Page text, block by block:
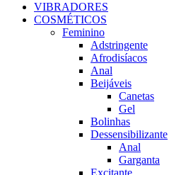
VIBRADORES
COSMÉTICOS
Feminino
Adstringente
Afrodisíacos
Anal
Beijáveis
Canetas
Gel
Bolinhas
Dessensibilizante
Anal
Garganta
Excitante